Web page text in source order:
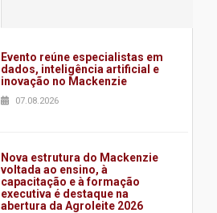
Evento reúne especialistas em
dados, inteligência artificial e
inovação no Mackenzie
07.08.2026
Nova estrutura do Mackenzie
voltada ao ensino, à
capacitação e à formação
executiva é destaque na
abertura da Agroleite 2026